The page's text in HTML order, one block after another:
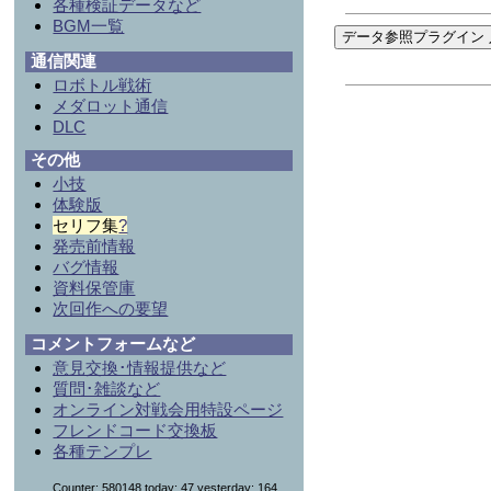
データ参照プラグイ
各種検証データなど
BGM一覧
通信関連
ロボトル戦術
メダロット通信
DLC
その他
小技
体験版
セリフ集?
発売前情報
バグ情報
資料保管庫
次回作への要望
コメントフォームなど
意見交換･情報提供など
質問･雑談など
オンライン対戦会用特設ページ
フレンドコード交換板
各種テンプレ
Counter: 580148,today: 47,yesterday: 164